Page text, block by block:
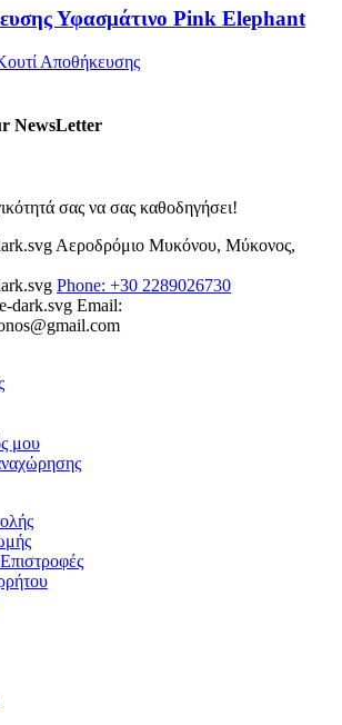
Υφασμάτινο Pink Elephant
Αποθήκευσης
NewsLetter
σας να σας καθοδηγήσει!
Αεροδρόμιο Μυκόνου, Μύκονος,
Phone: +30 2289026730
Email:
μου